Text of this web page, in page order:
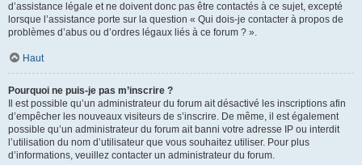
d’assistance légale et ne doivent donc pas être contactés à ce sujet, excepté
lorsque l’assistance porte sur la question « Qui dois-je contacter à propos de
problèmes d’abus ou d’ordres légaux liés à ce forum ? ».
Haut
Pourquoi ne puis-je pas m’inscrire ?
Il est possible qu’un administrateur du forum ait désactivé les inscriptions afin
d’empêcher les nouveaux visiteurs de s’inscrire. De même, il est également
possible qu’un administrateur du forum ait banni votre adresse IP ou interdit
l’utilisation du nom d’utilisateur que vous souhaitez utiliser. Pour plus
d’informations, veuillez contacter un administrateur du forum.